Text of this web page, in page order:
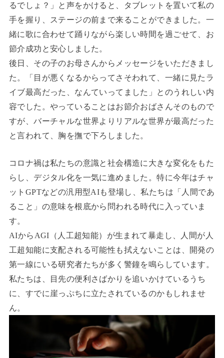
るでしょ？」と声をかけると、タブレットを置いて私の
手を握り、ステージの前まで来ることができました。一
緒に歌に合わせて踊りながら楽しい時間を過ごせて、お
節介成功と安心しました。
後日、その子のお母さんからメッセージをいただきまし
た。「目が悪くなるからってさそわれて、一緒に見たラ
イブ最高だった、なんていってました」とのうれしい内
容でした。やっていることはお節介おばさんそのもので
すが、バーチャルな世界よりリアルな世界が最高だった
と言われて、胸を撫で下ろしました。
コロナ禍は私たちの意識と社会構造に大きな変化をもた
らし、デジタル化を一気に進めました。特に今年はチャ
ットGPTなどの汎用型AIも登場し、私たちは「人間であ
ること」の意味を根底から問われる時代に入っていま
す。
AIからAGI（人工超知能）が生まれて暴走し、人間が人
工超知能に支配される可能性も拭えないことは、開発の
第一線にいる研究者たちが多く警鐘を鳴らしています。
私たちは、目先の便利さばかりを追いかけているうち
に、すでに崖っぷちに立たされているのかもしれませ
ん。